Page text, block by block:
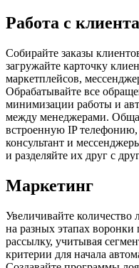
Работа с
Собирайте заказы
загружайте карточку
маркетплейсов,
Обрабатывайте все
минимизации работы и
между менеджерами.
встроенную IP
консультант и
и разделяйте их друг с
Маркетинг
Увеличивайте
на разных этапах
рассылку, учитывая
критерии для начала